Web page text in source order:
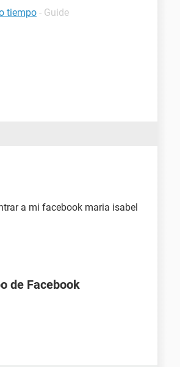
tiempo - Guide
a mi facebook maria isabel
de Facebook